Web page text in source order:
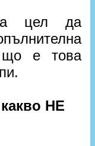
цел да
що е това
НЕ